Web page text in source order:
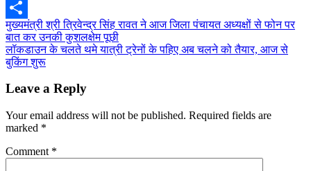
Twitter
Share
Post
navigation
मुख्यमंत्री श्री त्रिवेन्द्र सिंह रावत ने आज जिला पंचायत अध्यक्षों से फोन पर
बात कर उनकी कुशलक्षेम पूछी
लॉकडाउन के चलते थमे यात्री ट्रेनों के पहिए अब चलने को तैयार, आज से
बुकिंग शुरू
Leave a Reply
Your email address will not be published. Required fields are
marked *
Comment *